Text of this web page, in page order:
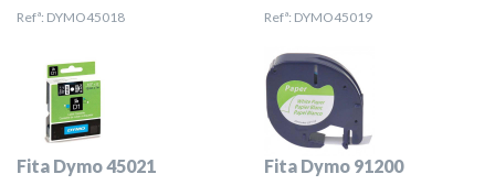
Refª: DYMO45018 Refª: DYMO45019
Fita Dymo 45021 Fita Dymo 91200